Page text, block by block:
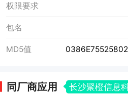
权限要求
包名
MD5值
同厂商应用 长沙聚橙信息